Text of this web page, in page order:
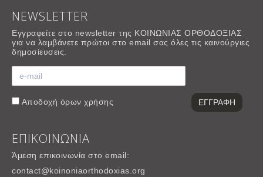
NEWSLETTER
Εγγραφείτε στο newsletter της ΚΟΙΝΩΝΙΑΣ ΟΡΘΟΔΟΞΙΑΣ
για να λαμβάνετε πρώτοι στο email σας όλες τις καινούργιες
δημοσίευσεις.
Αποδοχή όρων χρήσης
ΕΠΙΚΟΙΝΩΝΙΑ
Άμεση επικοινωνία στο email:
contact@koinoniaorthodoxias.org